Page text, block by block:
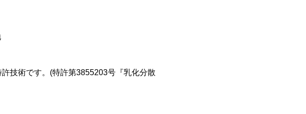
技術です。(特許第3855203号『乳化分散